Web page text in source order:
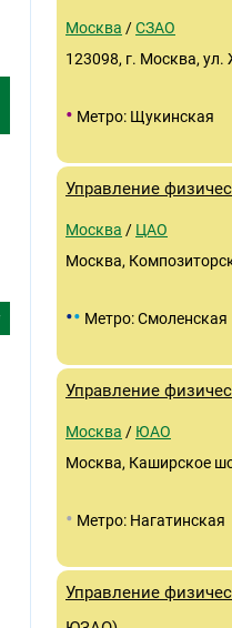
Москва /СЗАО
123098, г. Москва,
• Метро: Щукинская
Управление
Москва / ЦАО
Москва,
•• Метро: Смоленская
Управление
Москва / ЮАО
Москва, Каширское
• Метро: Нагатинская
Управление